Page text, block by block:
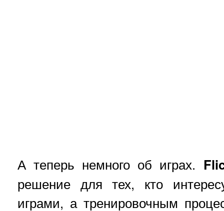
А теперь немного об играх.
решение для тех, кто
играми, а тренировочным